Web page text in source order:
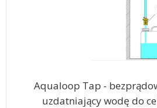
Aqualoop Tap -
uzdatniający wodę do